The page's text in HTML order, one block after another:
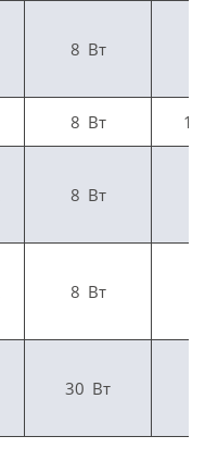
8 Вт
8 Вт
8 Вт
8 Вт
30 Вт